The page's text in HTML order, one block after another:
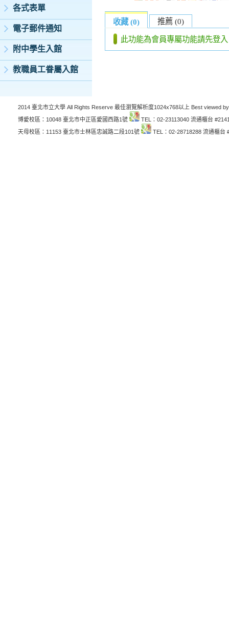
各式表單
電子郵件通知
附中學生入館
教職員工眷屬入館
收藏 (0) 推薦 (0)
此功能為會員專屬功能請先登入
2014 臺北市立大學 All Rights Reserve 最佳瀏覽解析度1024x768以上 Best viewed
博愛校區：10048 臺北市中正區愛國西路1號
TEL：02-23113040 流通櫃台
天母校區：11153 臺北市士林區忠誠路二段101號
TEL：02-28718288 流通櫃台